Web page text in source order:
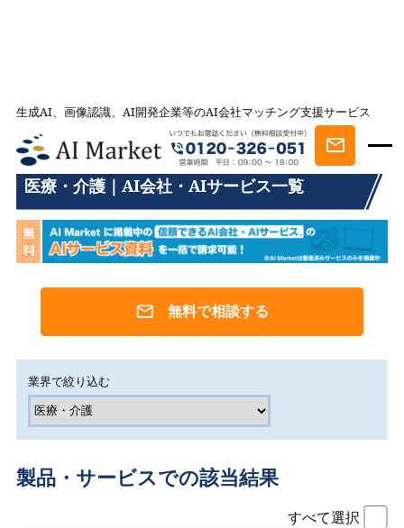
生成AI、画像認識、AI開発企業等のAI会社マッチング支援サービス
AI会社とのマッチングは AI Market
医療・介護｜AI会社・AIサービス一覧
医療・介護｜AI会社・AIサービス一覧
無料で相談する
業界で絞り込む
製品・サービスでの該当結果
すべて選択